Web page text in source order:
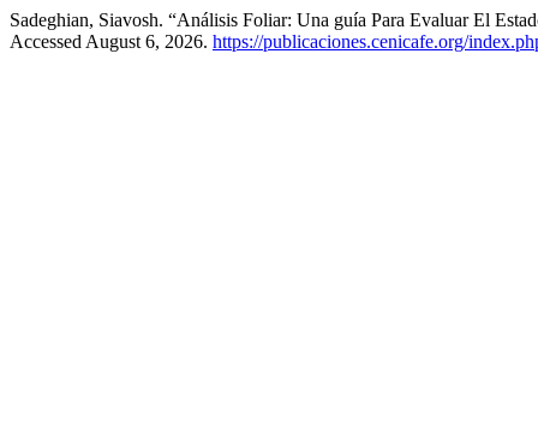
Sadeghian, Siavosh. “Análisis Foliar: Una guía Para Evaluar El
Accessed August 6, 2026. https://publicaciones.cenicafe.org/